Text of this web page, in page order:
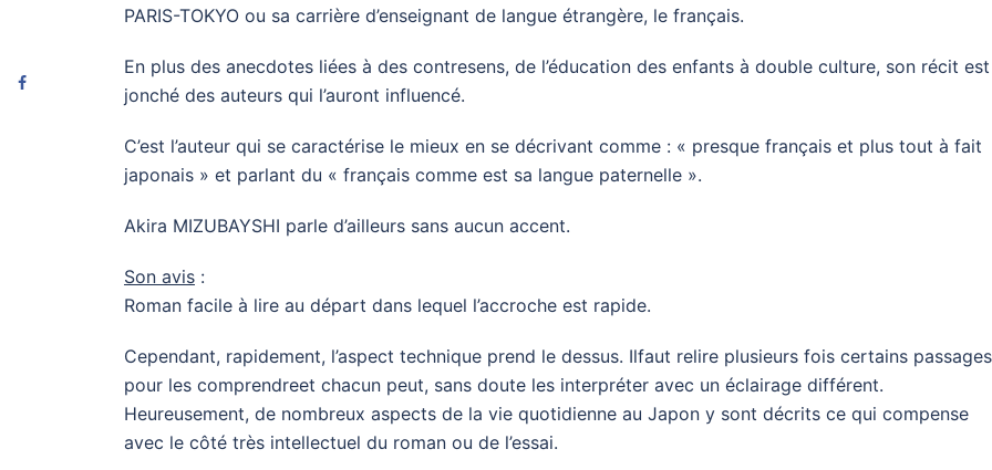
PARIS-TOKYO ou sa carrière d’enseignant de langue étrangère, le français.
En plus des anecdotes liées à des contresens, de l’éducation des enfants à double culture, son récit est
jonché des auteurs qui l’auront influencé.
C’est l’auteur qui se caractérise le mieux en se décrivant comme : « presque français et plus tout à fait
japonais » et parlant du « français comme est sa langue paternelle ».
Akira MIZUBAYSHI parle d’ailleurs sans aucun accent.
Son avis :
Roman facile à lire au départ dans lequel l’accroche est rapide.
Cependant, rapidement, l’aspect technique prend le dessus. Ilfaut relire plusieurs fois certains passages
pour les comprendreet chacun peut, sans doute les interpréter avec un éclairage différent.
Heureusement, de nombreux aspects de la vie quotidienne au Japon y sont décrits ce qui compense
avec le côté très intellectuel du roman ou de l’essai.